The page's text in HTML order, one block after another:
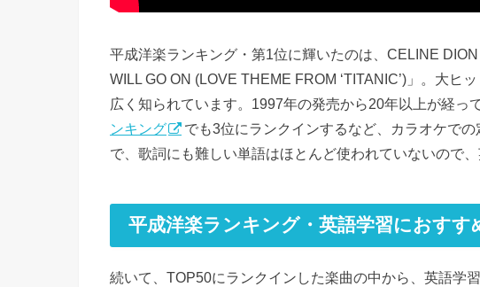
平成洋楽ランキング・第1位に輝いたのは、CELINE
WILL GO ON (LOVE THEME FROM ‘TITANIC’)」。大ヒ
広く知られています。1997年の発売から20年以上が経っ
ンキング
でも3位にランクインするなど、カラオケで
で、歌詞にも難しい単語はほとんど使われていないので
平成洋楽ランキング・英語学習におすす
続いて、TOP50にランクインした楽曲の中から、英語学